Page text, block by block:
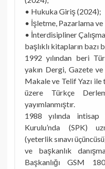
• Hukuka Giriş (2024);
• İşletme, Pazarlama ve
• İnterdisipliner
başlıklı kitapların bazı
1992 yılından beri
yakın Dergi, Gazete
Makale ve Telif Yazı
üzere Türkçe
yayımlanmıştır.
1988 yılında intisap
Kurulu’nda (SPK)
(yeterlik sınavı
ve başkanlık
Başkanlığı GSM